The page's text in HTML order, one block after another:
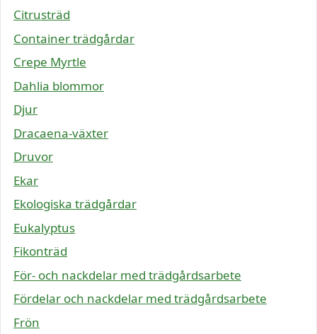
Citrusträd
Container trädgårdar
Crepe Myrtle
Dahlia blommor
Djur
Dracaena-växter
Druvor
Ekar
Ekologiska trädgårdar
Eukalyptus
Fikonträd
För- och nackdelar med trädgårdsarbete
Fördelar och nackdelar med trädgårdsarbete
Frön